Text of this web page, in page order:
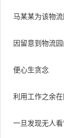
马某某为该物
因留意到物流
便心生贪念
利用工作之余
一旦发现无人